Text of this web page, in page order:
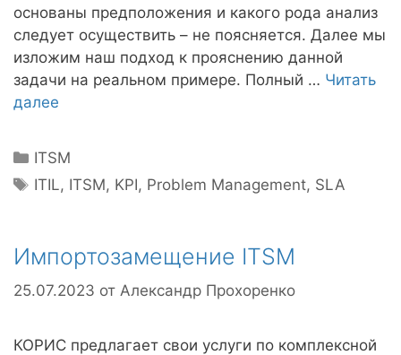
основаны предположения и какого рода анализ
следует осуществить – не поясняется. Далее мы
изложим наш подход к прояснению данной
задачи на реальном примере. Полный … Читать
далее
Рубрики
ITSM
Метки
ITIL, ITSM, KPI, Problem Management, SLA
Импортозамещение ITSM
25.07.2023 от Александр Прохоренко
КОРИС предлагает свои услуги по комплексной